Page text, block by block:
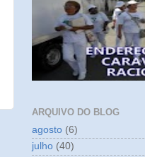
ARQUIVO DO BLOG
agosto (6)
julho (40)